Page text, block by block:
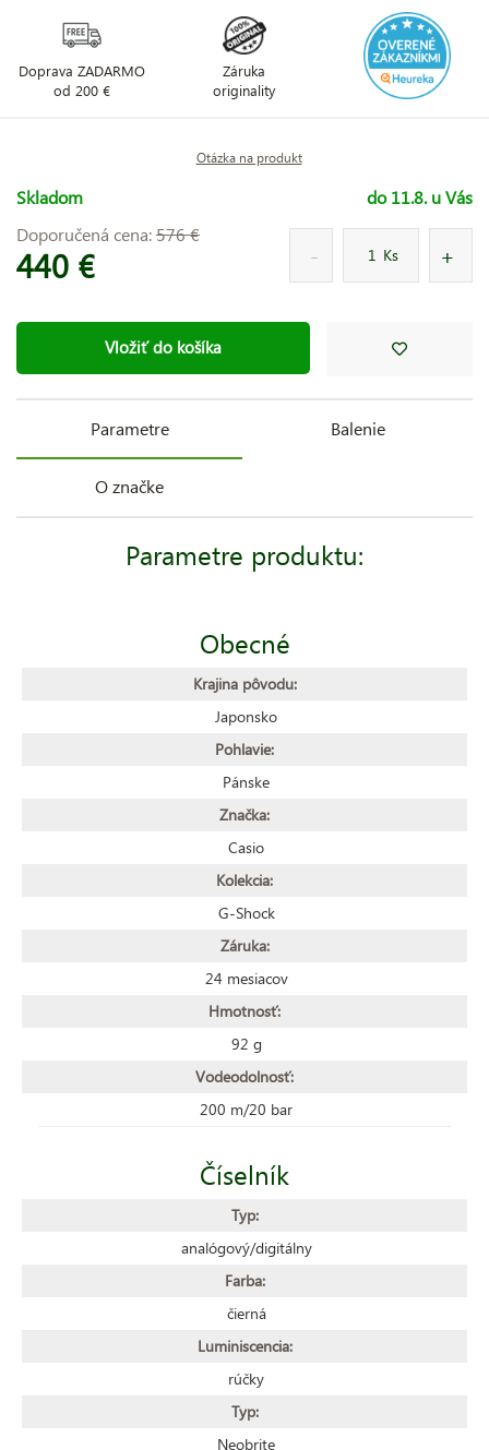
Doprava ZADARMO
od 200 €
Záruka
originality
Otázka na produkt
Skladom
do 11.8. u Vás
Doporučená cena:576 €
440 € Ks
Vložiť do košíka
Parametre Balenie
O značke
Parametre produktu:
Obecné
Krajina pôvodu:
Japonsko
Pohlavie:
Pánske
Značka:
Casio
Kolekcia:
G-Shock
Záruka:
24 mesiacov
Hmotnosť:
92 g
Vodeodolnosť:
200 m/20 bar
Číselník
Typ:
analógový/digitálny
Farba:
čierná
Luminiscencia:
rúčky
Typ:
Neobrite